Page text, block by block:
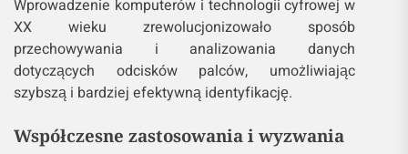
Wprowadzenie komputerów i technologii cyfrowej w
XX wieku zrewolucjonizowało sposób
przechowywania i analizowania danych
dotyczących odcisków palców, umożliwiając
szybszą i bardziej efektywną identyfikację.
Współczesne zastosowania i wyzwania